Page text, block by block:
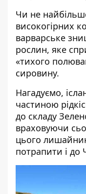
Чи не
високогірних
варварське
рослин, яке
«тихого
сировину.
Нагадуємо,
частиною
до складу
враховуючи
цього
потрапити і до